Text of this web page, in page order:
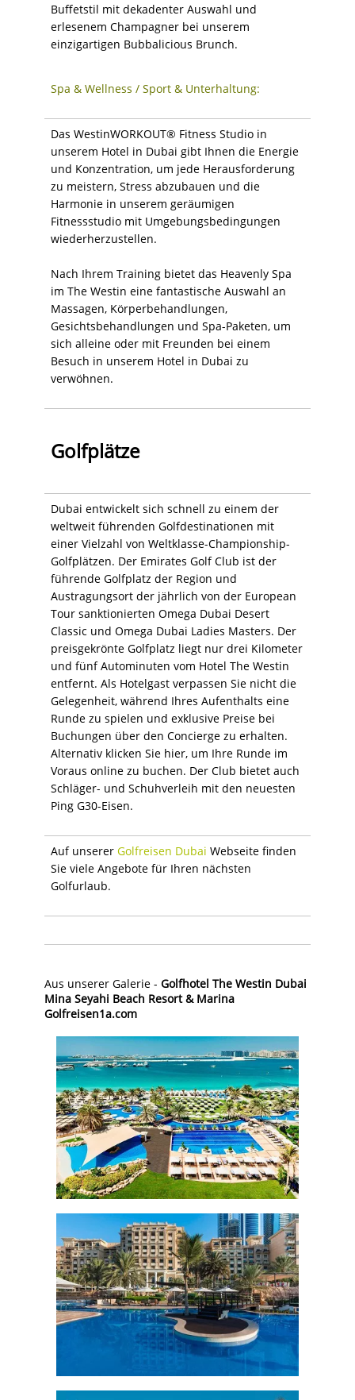
Buffetstil mit dekadenter Auswahl und
erlesenem Champagner bei unserem
einzigartigen Bubbalicious Brunch.
Spa & Wellness / Sport & Unterhaltung:
Das WestinWORKOUT® Fitness Studio in
unserem Hotel in Dubai gibt Ihnen die Energie
und Konzentration, um jede Herausforderung
zu meistern, Stress abzubauen und die
Harmonie in unserem geräumigen
Fitnessstudio mit Umgebungsbedingungen
wiederherzustellen.
Nach Ihrem Training bietet das Heavenly Spa
im The Westin eine fantastische Auswahl an
Massagen, Körperbehandlungen,
Gesichtsbehandlungen und Spa-Paketen, um
sich alleine oder mit Freunden bei einem
Besuch in unserem Hotel in Dubai zu
verwöhnen.
Golfplätze
Dubai entwickelt sich schnell zu einem der
weltweit führenden Golfdestinationen mit
einer Vielzahl von Weltklasse-Championship-
Golfplätzen. Der Emirates Golf Club ist der
führende Golfplatz der Region und
Austragungsort der jährlich von der European
Tour sanktionierten Omega Dubai Desert
Classic und Omega Dubai Ladies Masters. Der
preisgekrönte Golfplatz liegt nur drei Kilometer
und fünf Autominuten vom Hotel The Westin
entfernt. Als Hotelgast verpassen Sie nicht die
Gelegenheit, während Ihres Aufenthalts eine
Runde zu spielen und exklusive Preise bei
Buchungen über den Concierge zu erhalten.
Alternativ klicken Sie hier, um Ihre Runde im
Voraus online zu buchen. Der Club bietet auch
Schläger- und Schuhverleih mit den neuesten
Ping G30-Eisen.
Auf unserer Golfreisen Dubai Webseite finden
Sie viele Angebote für Ihren nächsten
Golfurlaub.
Aus unserer Galerie - Golfhotel The Westin Dubai
Mina Seyahi Beach Resort & Marina
Golfreisen1a.com